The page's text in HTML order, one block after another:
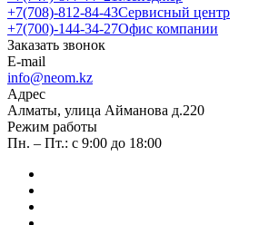
+7(708)-812-84-43Сервисный центр
+7(700)-144-34-27Офис компании
Заказать звонок
E-mail
info@neom.kz
Адрес
Алматы, улица Айманова д.220
Режим работы
Пн. – Пт.: с 9:00 до 18:00